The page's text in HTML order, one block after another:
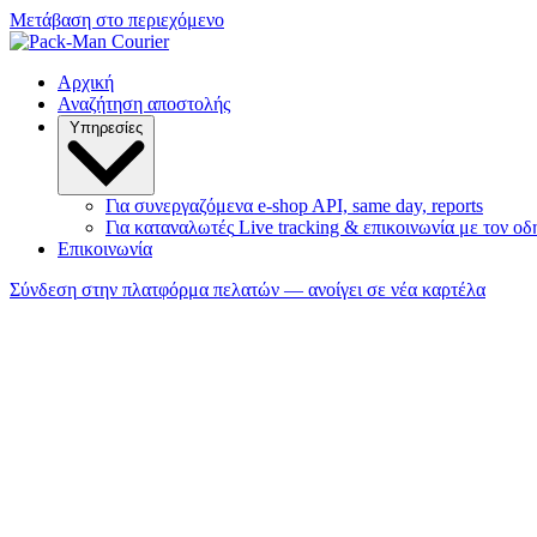
Μετάβαση στο περιεχόμενο
Αρχική
Αναζήτηση αποστολής
Υπηρεσίες
Για συνεργαζόμενα e-shop API, same day, reports
Για καταναλωτές Live tracking & επικοινωνία με τον
Επικοινωνία
Σύνδεση στην πλατφόρμα πελατών — ανοίγει σε νέα καρτέλα